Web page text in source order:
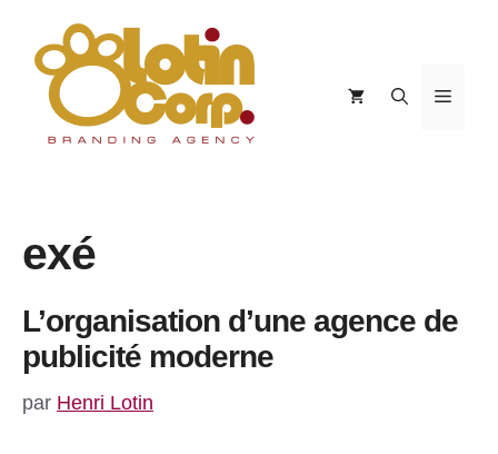
contenu
Menu
exé
L’organisation d’une agence de
publicité moderne
par Henri Lotin